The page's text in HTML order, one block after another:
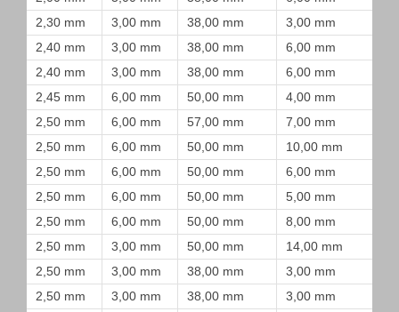
2,30 mm
3,00 mm 38,00 mm
3,00 mm
2,40 mm
3,00 mm 38,00 mm
6,00 mm
2,40 mm
3,00 mm 38,00 mm
6,00 mm
2,45 mm
6,00 mm 50,00 mm
4,00 mm
2,50 mm
6,00 mm 57,00 mm
7,00 mm
2,50 mm
6,00 mm 50,00 mm
10,00 mm
2,50 mm
6,00 mm 50,00 mm
6,00 mm
2,50 mm
6,00 mm 50,00 mm
5,00 mm
2,50 mm
6,00 mm 50,00 mm
8,00 mm
2,50 mm
3,00 mm 50,00 mm
14,00 mm
2,50 mm
3,00 mm 38,00 mm
3,00 mm
2,50 mm
3,00 mm 38,00 mm
3,00 mm